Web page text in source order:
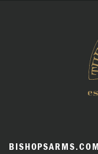
BISHOPSARMS.COM